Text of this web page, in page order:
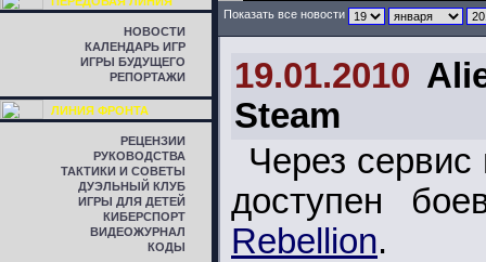
НОВОСТИ
КАЛЕНДАРЬ ИГР
ИГРЫ БУДУЩЕГО
РЕПОРТАЖИ
ЛИНИЯ ФРОНТА
РЕЦЕНЗИИ
РУКОВОДСТВА
ТАКТИКИ И СОВЕТЫ
ДУЭЛЬНЫЙ КЛУБ
ИГРЫ ДЛЯ ДЕТЕЙ
КИБЕРСПОРТ
ВИДЕОЖУРНАЛ
КОДЫ
Показать все новости
19.01.2010
Steam
Через
доступен
Rebellion.